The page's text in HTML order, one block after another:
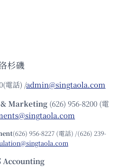
杉磯
電話) /admin@singtaola.com
Marketing (626) 956-8200 (電
(626) 956-8227 (電話) /(626) 239-
Accounting